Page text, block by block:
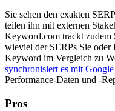
Sie sehen den exakten
teilen ihn mit externen
Keyword.com trackt zudem
wieviel der SERPs Sie oder
Keyword im Vergleich zu
synchronisiert es mit
Performance-Daten und -
Pros